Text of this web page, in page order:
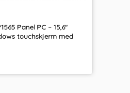
Panel PC – 15,6"
touchskjerm med